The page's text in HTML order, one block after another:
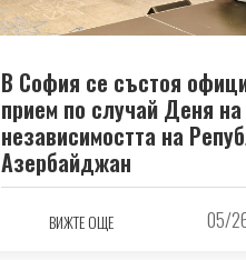
В София се състоя
прием по случай Деня на
независимостта на
Азербайджан
ВИЖТЕ ОЩЕ 05/